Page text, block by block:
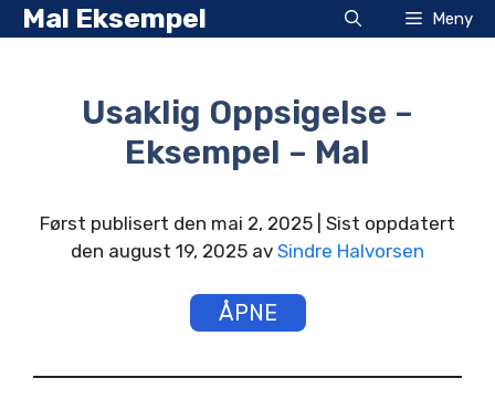
Hopp
til
Mal Eksempel Meny
Usaklig Oppsigelse –
Eksempel – Mal
Først publisert den mai 2, 2025 | Sist oppdatert
den august 19, 2025 av Sindre Halvorsen
ÅPNE